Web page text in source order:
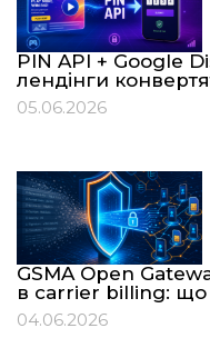
PIN API + Google
лендінги
05.06.2026
GSMA Open
в carrier billing: що
04.06.2026